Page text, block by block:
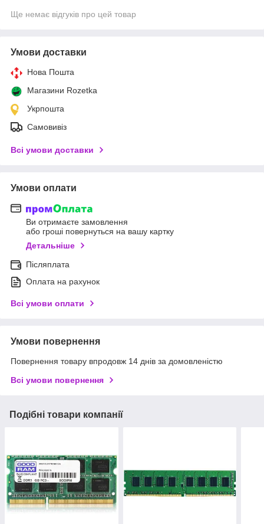
Ще немає відгуків про цей товар
Умови доставки
Нова Пошта
Магазини Rozetka
Укрпошта
Самовивіз
Всі умови доставки
Умови оплати
Ви отримаєте замовлення
або гроші повернуться на вашу картку
Детальніше
Післяплата
Оплата на рахунок
Всі умови оплати
Умови повернення
Повернення товару впродовж 14 днів за домовленістю
Всі умови повернення
Подібні товари компанії